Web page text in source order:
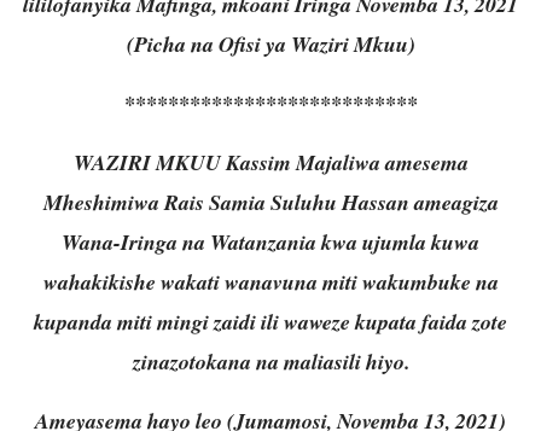
(Picha na Ofisi ya Waziri Mkuu)
***************************
WAZIRI MKUU Kassim Majaliwa amesema
Mheshimiwa Rais Samia Suluhu Hassan ameagiza
Wana-Iringa na Watanzania kwa ujumla kuwa
wahakikishe wakati wanavuna miti wakumbuke na
kupanda miti mingi zaidi ili waweze kupata faida zote
zinazotokana na maliasili hiyo.
Ameyasema hayo leo (Jumamosi, Novemba 13, 2021)